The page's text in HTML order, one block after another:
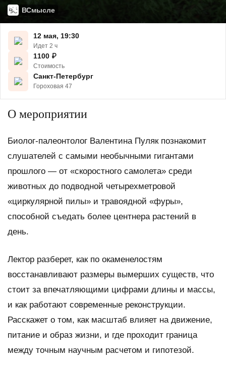
ВСмысле
12 мая, 19:30
Идет 2 ч
1100 ₽
Стоимость
Санкт-Петербург
Гороховая 47
О мероприятии
Биолог-палеонтолог Валентина Пуляк познакомит
слушателей с самыми необычными гигантами
прошлого — от «скоростного самолета» среди
животных до подводной четырехметровой
«циркулярной пилы» и травоядной «фуры»,
способной съедать более центнера растений в
день.
Лектор разберет, как по окаменелостям
восстанавливают размеры вымерших существ, что
стоит за впечатляющими цифрами длины и массы,
и как работают современные реконструкции.
Расскажет о том, как масштаб влияет на движение,
питание и образ жизни, и где проходит граница
между точным научным расчетом и гипотезой.